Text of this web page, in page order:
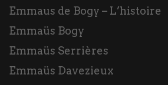
Emmaus de Bogy – L’histoire
Emmaüs Bogy
Emmaüs Serrières
Emmaüs Davezieux